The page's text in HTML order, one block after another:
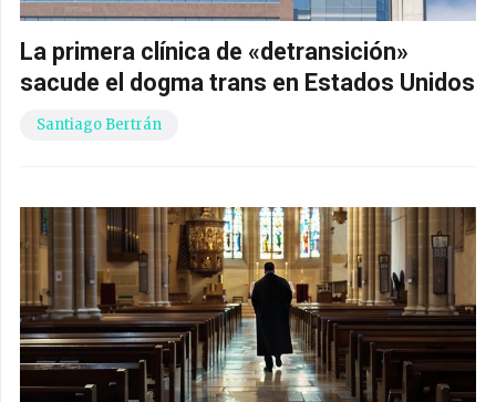
La primera clínica de «detransición»
sacude el dogma trans en Estados Unidos
Santiago Bertrán